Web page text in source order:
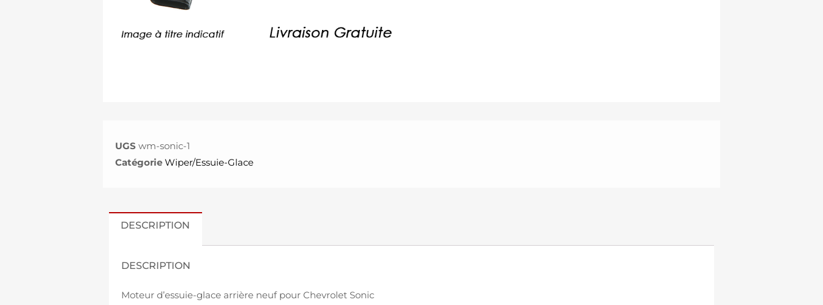
UGSwm-sonic-1
Catégorie Wiper/Essuie-Glace
DESCRIPTION
DESCRIPTION
Moteur d’essuie-glace arrière neuf pour Chevrolet Sonic